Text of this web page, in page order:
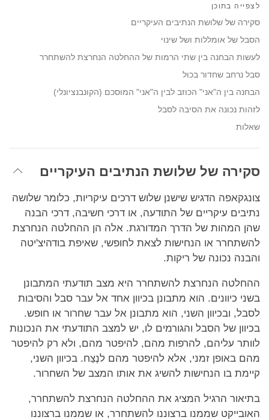
facebook
לצפייה בתוכן
סקירה של שלושת הנתיבים העיקריים
הסבל של אומללות ושל שינוי
לעשות הבחנה בין שתי הרמות של ההחלטה הנחרצת להשתחרר
סבל נרחב שחדור בכול
הבחנה בין ה"אני" הכוזב לבין ה"אני" המוסכם (הקונבנציונלי)
לזהות נכונה את הסיבה לסבל
שאלות
סקירה של שלושת הנתיבים העיקריים
צונגקאפה הדגיש שישנן שלוש דרכים עיקריות, כלומר שלושה
נתיבים עיקריים של התודעה, או דרכי חשיבה, דרכי הבנה
שהן המהות של הדרך המדורגת. אלה הן ההחלטה הנחרצת
להשתחרר או הנחישות לצאת לחופשי, שאיפת בודהיצ'יטה
והבנה נכונה של ריקות.
ההחלטה הנחרצת להשתחרר היא מצב תודעתי המתבונן
בשני כיוונים. הוא מתבונן בכיוון אחד אל עבר סבל והסיבות
לסבל, ובכיוון השני, הוא מתבונן אל עבר שחרור או חופש.
בכיוון של הסבל והגורמים לו, יש למצב התודעתי את הנכונות
לוותר עליהם, להרפות מהם, להיפטר מהם, ולא רק להיפטר
מהם באופן זמני, אלא להיפטר מהם לנֶצַח. בכיוון השני,
קיימת בו הנחישות להשיג את אותו המצב של השחרור.
בתיאור הרגיל המציג את ההחלטה הנחרצת להשתחרר,
האובייקט שממנו ברצוננו להשתחרר, או שממנו ברצוננו